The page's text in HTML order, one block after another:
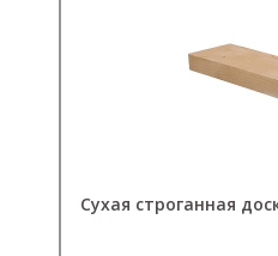
Сухая строганная